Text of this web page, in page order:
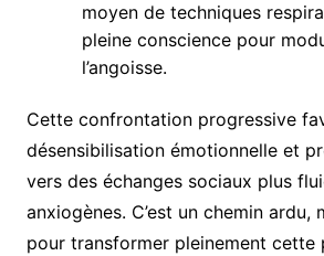
moyen de techniques
pleine conscience pour
l’angoisse.
Cette confrontation progressive
désensibilisation émotionnelle et
vers des échanges sociaux plus
anxiogènes. C’est un chemin ardu,
pour transformer pleinement cette